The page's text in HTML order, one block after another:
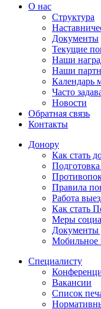
О нас
Структура
Документы
Текущие
Наши
Наши
Календарь
Часто
Новости
Обратная связь
Контакты
Донору
Как стать
Правила
Работа
Как стать
Меры
Документы
Мобильное
Специалисту
Вакансии
Список